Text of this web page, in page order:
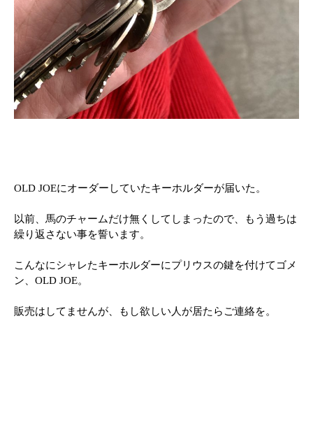
OLD JOEにオーダーしていたキーホルダーが届いた。
以前、馬のチャームだけ無くしてしまったので、もう過ちは
繰り返さない事を誓います。
こんなにシャレたキーホルダーにプリウスの鍵を付けてゴメ
ン、OLD JOE。
販売はしてませんが、もし欲しい人が居たらご連絡を。